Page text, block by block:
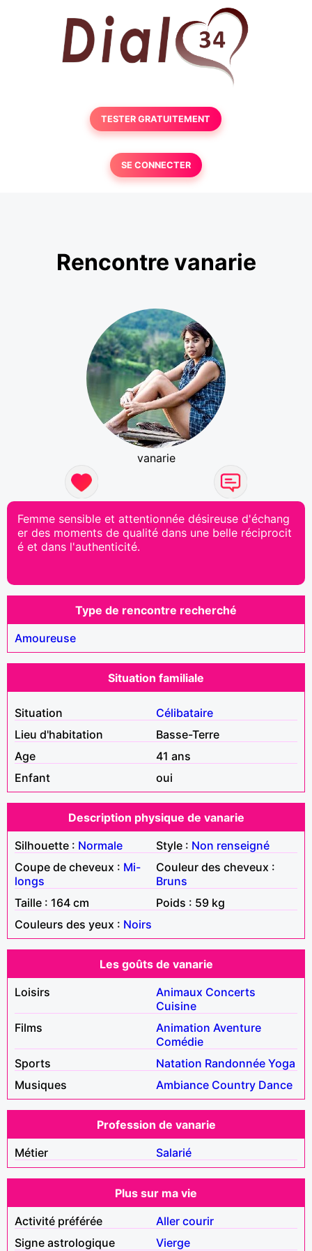
TESTER GRATUITEMENT
SE CONNECTER
Rencontre vanarie
vanarie
Femme sensible et attentionnée désireuse d'échang
er des moments de qualité dans une belle réciprocit
é et dans l'authenticité.
Type de rencontre recherché
Amoureuse
Situation familiale
Situation
Célibataire
Lieu d'habitation
Basse-Terre
Age
41 ans
Enfant
oui
Description physique de vanarie
Silhouette : Normale Style : Non renseigné
Coupe de cheveux : Mi-
longs
Couleur des cheveux :
Bruns
Taille : 164 cm
Poids : 59 kg
Couleurs des yeux : Noirs
Les goûts de vanarie
Loisirs
Animaux Concerts
Cuisine
Films
Animation Aventure
Comédie
Sports
Natation Randonnée Yoga
Musiques
Ambiance Country Dance
Profession de vanarie
Métier
Salarié
Plus sur ma vie
Activité préférée
Aller courir
Signe astrologique
Vierge